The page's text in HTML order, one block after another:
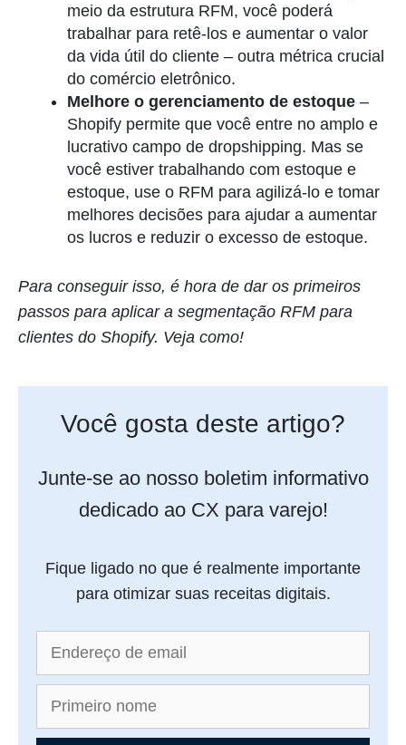
meio da estrutura RFM, você poderá
trabalhar para retê-los e aumentar o valor
da vida útil do cliente – outra métrica crucial
do comércio eletrônico.
Melhore o gerenciamento de estoque –
Shopify permite que você entre no amplo e
lucrativo campo de dropshipping. Mas se
você estiver trabalhando com estoque e
estoque, use o RFM para agilizá-lo e tomar
melhores decisões para ajudar a aumentar
os lucros e reduzir o excesso de estoque.
Para conseguir isso, é hora de dar os primeiros
passos para aplicar a segmentação RFM para
clientes do Shopify. Veja como!
Você gosta deste artigo?
Junte-se ao nosso boletim informativo
dedicado ao CX para varejo!
Fique ligado no que é realmente importante
para otimizar suas receitas digitais.